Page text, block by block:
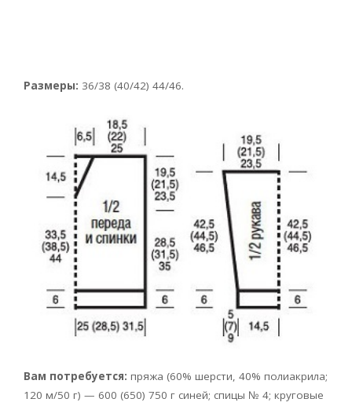
Размеры: 36/38 (40/42) 44/46.
Вам потребуется: пряжа (60% шерсти, 40% полиакрила;
120 м/50 г) — 600 (650) 750 г синей; спицы № 4; круговые